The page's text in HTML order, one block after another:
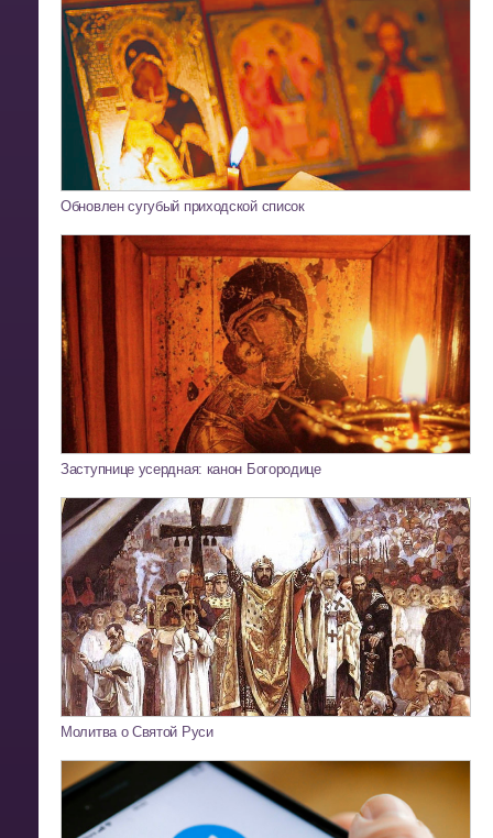
Обновлен сугубый приходской список
Заступнице усердная: канон Богородице
Молитва о Святой Руси